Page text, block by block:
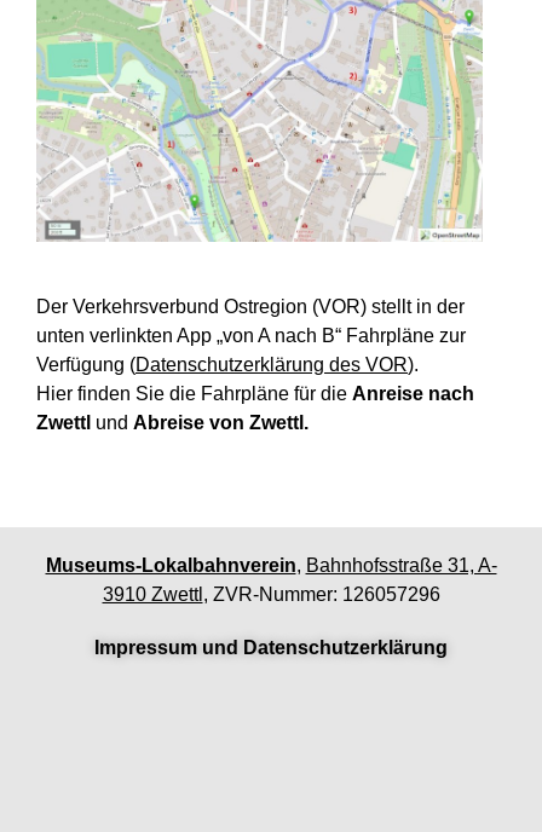
Der Verkehrsverbund Ostregion (VOR) stellt in der
unten verlinkten App „von A nach B“ Fahrpläne zur
Verfügung (Datenschutzerklärung des VOR).
Hier finden Sie die Fahrpläne für die Anreise nach
Zwettl und Abreise von Zwettl.
Museums-Lokalbahnverein, Bahnhofsstraße 31, A-
3910 Zwettl , ZVR-Nummer: 126057296
Impressum und Datenschutzerklärung